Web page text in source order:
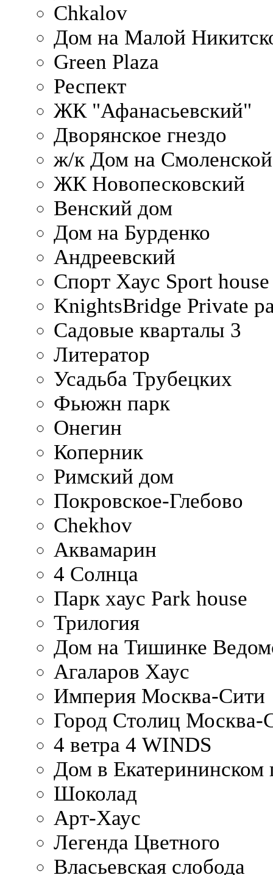
Chkalov
Дом на Малой
Green Plaza
Респект
ЖК "Афанасьевский"
Дворянское гнездо
ж/к Дом на
ЖК Новопесковский
Венский дом
Дом на Бурденко
Андреевский
Спорт Хаус Sport house
KnightsBridge Private
Садовые кварталы 3
Литератор
Усадьба Трубецких
Фьюжн парк
Онегин
Коперник
Римский дом
Покровское-Глебово
Chekhov
Аквамарин
4 Солнца
Парк хаус Park house
Трилогия
Дом на Тишинке
Агаларов Хаус
Империя Москва-Сити
Город Столиц Москва-
4 ветра 4 WINDS
Дом в Екатерининском
Шоколад
Арт-Хаус
Легенда Цветного
Власьевская слобода